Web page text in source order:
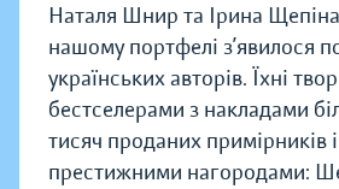
Наталя Шнир та Ірина
нашому портфелі з’явилося
українських авторів. Їхні
бестселерами з накладами
тисяч проданих примірників
престижними нагородами: